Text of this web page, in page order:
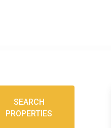
SEARCH
PROPERTIES